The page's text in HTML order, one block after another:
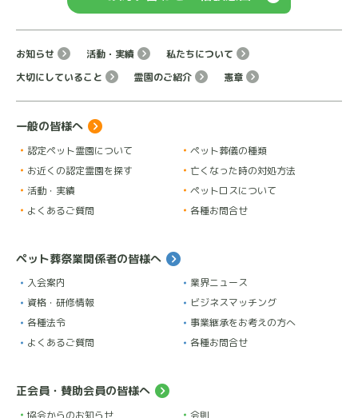
お知らせ 活動・実績
私たちについて
大切にしていること
霊園のご紹介 憲章
一般の皆様へ
認定ペット霊園について
ペット葬儀の種類
お近くの認定霊園を探す
亡くなった時の対処方法
活動・実績
ペットロスについて
よくあるご質問
各種お問合せ
ペット葬祭業関係者の皆様へ
入会案内
業界ニュース
資格・研修情報
ビジネスマッチング
各種法令
事業継承をお考えの方へ
よくあるご質問
各種お問合せ
正会員・賛助会員の皆様へ
協会からのお知らせ 会則